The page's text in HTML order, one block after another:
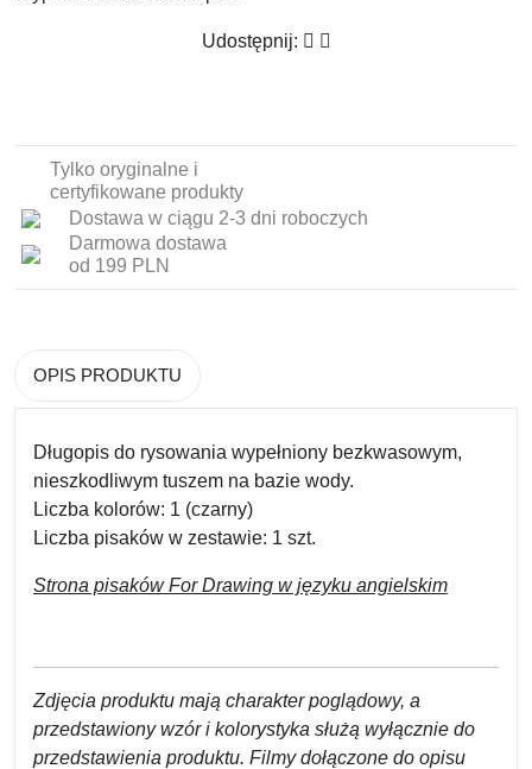
Udostępnij:
Tylko oryginalne i
certyfikowane produkty
Dostawa w ciągu 2-3 dni roboczych
Darmowa dostawa
od 199 PLN
OPIS PRODUKTU
Długopis do rysowania wypełniony bezkwasowym,
nieszkodliwym tuszem na bazie wody.
Liczba kolorów: 1 (czarny)
Liczba pisaków w zestawie: 1 szt.
Strona pisaków For Drawing w języku angielskim
Zdjęcia produktu mają charakter poglądowy, a
przedstawiony wzór i kolorystyka służą wyłącznie do
przedstawienia produktu. Filmy dołączone do opisu